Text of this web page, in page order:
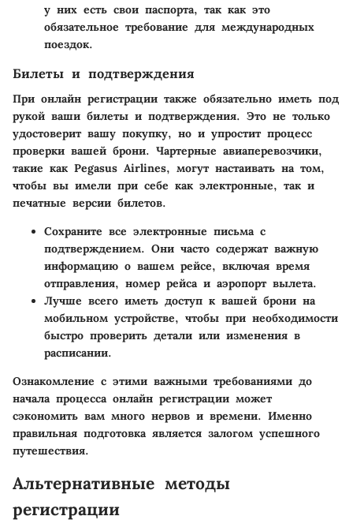
у них есть свои паспорта, так как это
обязательное требование для международных
поездок.
Билеты и подтверждения
При онлайн регистрации также обязательно иметь под
рукой ваши билеты и подтверждения. Это не только
удостоверит вашу покупку, но и упростит процесс
проверки вашей брони. Чартерные авиаперевозчики,
такие как Pegasus Airlines, могут настаивать на том,
чтобы вы имели при себе как электронные, так и
печатные версии билетов.
Сохраните все электронные письма с
подтверждением. Они часто содержат важную
информацию о вашем рейсе, включая время
отправления, номер рейса и аэропорт вылета.
Лучше всего иметь доступ к вашей брони на
мобильном устройстве, чтобы при необходимости
быстро проверить детали или изменения в
расписании.
Ознакомление с этими важными требованиями до
начала процесса онлайн регистрации может
сэкономить вам много нервов и времени. Именно
правильная подготовка является залогом успешного
путешествия.
Альтернативные методы
регистрации